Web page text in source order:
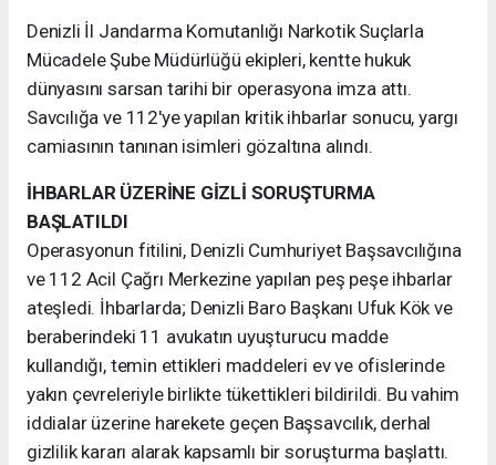
Denizli İl Jandarma Komutanlığı Narkotik Suçlarla
Mücadele Şube Müdürlüğü ekipleri, kentte hukuk
dünyasını sarsan tarihi bir operasyona imza attı.
Savcılığa ve 112'ye yapılan kritik ihbarlar sonucu, yargı
camiasının tanınan isimleri gözaltına alındı.
İHBARLAR ÜZERİNE GİZLİ SORUŞTURMA
BAŞLATILDI
Operasyonun fitilini, Denizli Cumhuriyet Başsavcılığına
ve 112 Acil Çağrı Merkezine yapılan peş peşe ihbarlar
ateşledi. İhbarlarda; Denizli Baro Başkanı Ufuk Kök ve
beraberindeki 11 avukatın uyuşturucu madde
kullandığı, temin ettikleri maddeleri ev ve ofislerinde
yakın çevreleriyle birlikte tükettikleri bildirildi. Bu vahim
iddialar üzerine harekete geçen Başsavcılık, derhal
gizlilik kararı alarak kapsamlı bir soruşturma başlattı.